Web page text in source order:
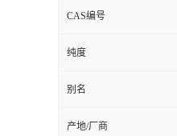
CAS编号
纯度
别名
产地/厂商